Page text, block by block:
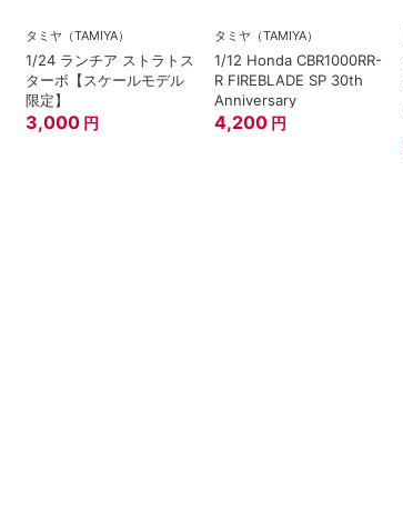
タミヤ（TAMIYA）
1/24 ランチア ストラトス
ターボ【スケールモデル
限定】
3,000 円
タミヤ（TAMIYA）
1/12 Honda CBR1000RR-
R FIREBLADE SP 30th
Anniversary
4,200 円